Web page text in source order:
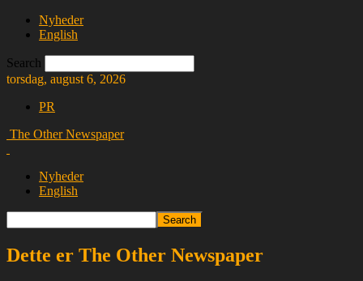
Nyheder
English
Search
torsdag, august 6, 2026
PR
The Other Newspaper
Nyheder
English
Dette er The Other Newspaper